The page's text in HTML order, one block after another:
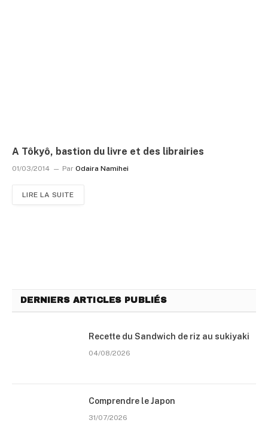
A Tôkyô, bastion du livre et des librairies
01/03/2014 Par Odaira Namihei
LIRE LA SUITE
DERNIERS ARTICLES PUBLIÉS
Recette du Sandwich de riz au sukiyaki
04/08/2026
Comprendre le Japon
31/07/2026